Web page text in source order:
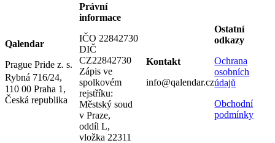
Qalendar
Prague Pride z. s.
Rybná 716/24,
110 00 Praha 1,
Česká republika
Právní
informace
IČO 22842730
DIČ
CZ22842730
Zápis ve
spolkovém
rejstříku:
Městský soud
v Praze,
oddíl L,
vložka 22311
Kontakt
info@qalendar.cz
Ostatní
odkazy
Ochrana
osobních
údajů
Obchodní
podmínky